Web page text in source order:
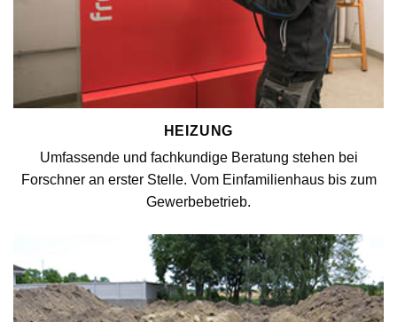
HEIZUNG
Umfassende und fachkundige Beratung stehen bei
Forschner an erster Stelle. Vom Einfamilienhaus bis zum
Gewerbebetrieb.